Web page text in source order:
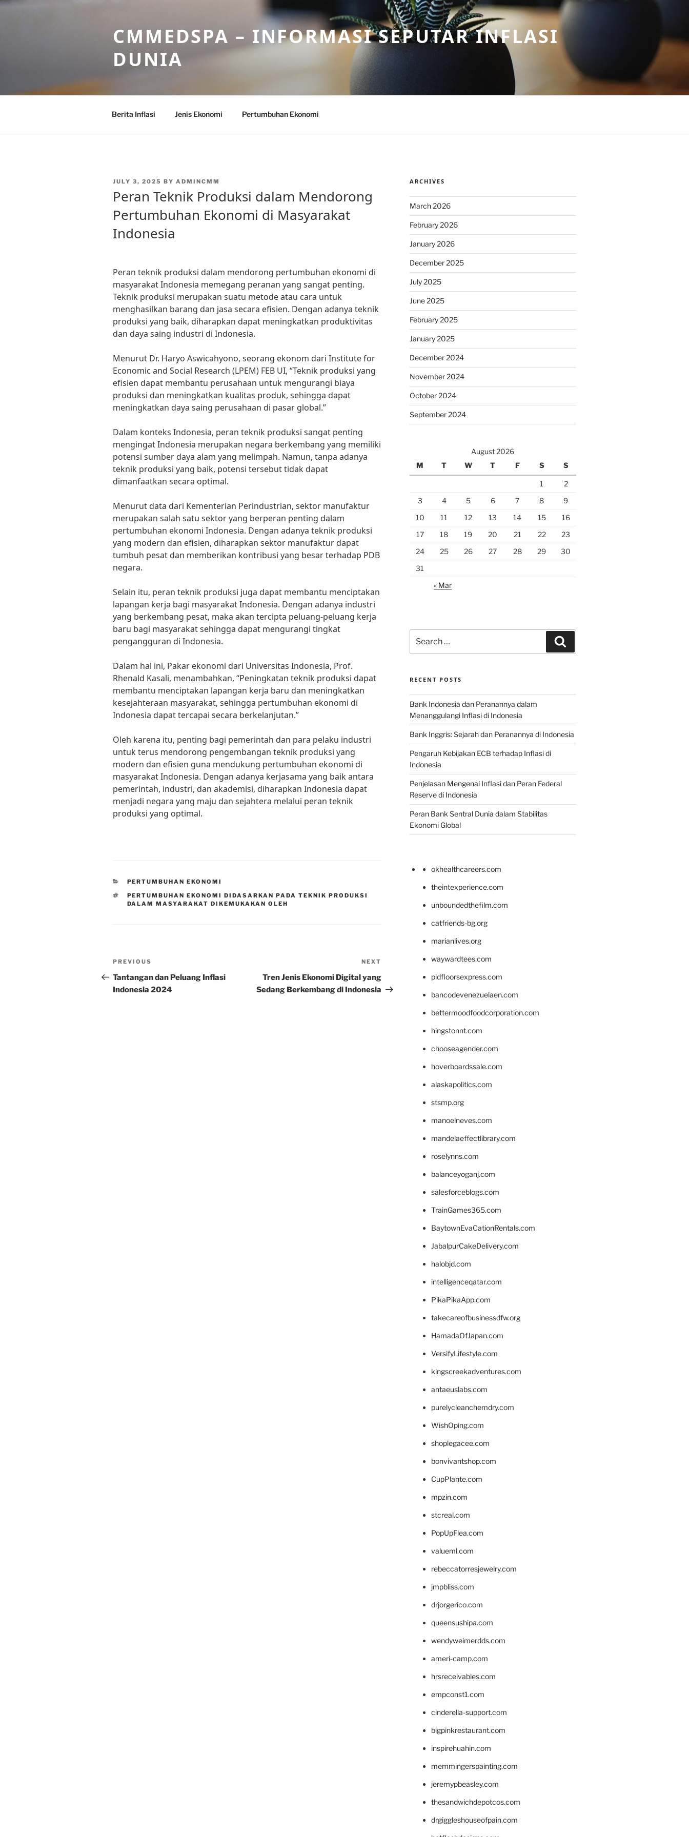
Skip
CMMEDSPA – INFORMASI SEPUTAR INFLASI
DUNIA
Berita Inflasi Jenis Ekonomi Pertumbuhan Ekonomi
POSTED
JULY 3, 2025 BY ADMINCMM
Peran Teknik Produksi dalam Mendorong
Pertumbuhan Ekonomi di Masyarakat
Indonesia
Peran teknik produksi dalam mendorong pertumbuhan ekonomi di
masyarakat Indonesia memegang peranan yang sangat penting.
Teknik produksi merupakan suatu metode atau cara untuk
menghasilkan barang dan jasa secara efisien. Dengan adanya teknik
produksi yang baik, diharapkan dapat meningkatkan produktivitas
dan daya saing industri di Indonesia.
Menurut Dr. Haryo Aswicahyono, seorang ekonom dari Institute for
Economic and Social Research (LPEM) FEB UI, “Teknik produksi yang
efisien dapat membantu perusahaan untuk mengurangi biaya
produksi dan meningkatkan kualitas produk, sehingga dapat
meningkatkan daya saing perusahaan di pasar global.”
Dalam konteks Indonesia, peran teknik produksi sangat penting
mengingat Indonesia merupakan negara berkembang yang memiliki
potensi sumber daya alam yang melimpah. Namun, tanpa adanya
teknik produksi yang baik, potensi tersebut tidak dapat
dimanfaatkan secara optimal.
Menurut data dari Kementerian Perindustrian, sektor manufaktur
merupakan salah satu sektor yang berperan penting dalam
pertumbuhan ekonomi Indonesia. Dengan adanya teknik produksi
yang modern dan efisien, diharapkan sektor manufaktur dapat
tumbuh pesat dan memberikan kontribusi yang besar terhadap PDB
negara.
Selain itu, peran teknik produksi juga dapat membantu menciptakan
lapangan kerja bagi masyarakat Indonesia. Dengan adanya industri
yang berkembang pesat, maka akan tercipta peluang-peluang kerja
baru bagi masyarakat sehingga dapat mengurangi tingkat
pengangguran di Indonesia.
Dalam hal ini, Pakar ekonomi dari Universitas Indonesia, Prof.
Rhenald Kasali, menambahkan, “Peningkatan teknik produksi dapat
membantu menciptakan lapangan kerja baru dan meningkatkan
kesejahteraan masyarakat, sehingga pertumbuhan ekonomi di
Indonesia dapat tercapai secara berkelanjutan.”
Oleh karena itu, penting bagi pemerintah dan para pelaku industri
untuk terus mendorong pengembangan teknik produksi yang
modern dan efisien guna mendukung pertumbuhan ekonomi di
masyarakat Indonesia. Dengan adanya kerjasama yang baik antara
pemerintah, industri, dan akademisi, diharapkan Indonesia dapat
menjadi negara yang maju dan sejahtera melalui peran teknik
produksi yang optimal.
CATEGORIES
PERTUMBUHAN EKONOMI
TAGS
PERTUMBUHAN EKONOMI DIDASARKAN PADA TEKNIK PRODUKSI
DALAM MASYARAKAT DIKEMUKAKAN OLEH
Post
navigation
Previous
Post
PREVIOUS
Tantangan dan Peluang Inflasi
Indonesia 2024
Post
NEXT
Tren Jenis Ekonomi Digital yang
Sedang Berkembang di Indonesia
ARCHIVES
March 2026
February 2026
January 2026
December 2025
July 2025
June 2025
February 2025
January 2025
December 2024
November 2024
October 2024
September 2024
August 2026
M
T W T F S S
1
2
3
4 5 6 7 8
9
10
11 12 13 14 15
16
17
18 19 20 21 22
23
24
25 26 27 28 29
30
31
« Mar
for:
RECENT POSTS
Bank Indonesia dan Peranannya dalam
Menanggulangi Inflasi di Indonesia
Bank Inggris: Sejarah dan Peranannya di Indonesia
Pengaruh Kebijakan ECB terhadap Inflasi di
Indonesia
Penjelasan Mengenai Inflasi dan Peran Federal
Reserve di Indonesia
Peran Bank Sentral Dunia dalam Stabilitas
Ekonomi Global
okhealthcareers.com
theintexperience.com
unboundedthefilm.com
catfriends-bg.org
marianlives.org
waywardtees.com
pidfloorsexpress.com
bancodevenezuelaen.com
bettermoodfoodcorporation.com
hingstonnt.com
chooseagender.com
hoverboardssale.com
alaskapolitics.com
stsmp.org
manoelneves.com
mandelaeffectlibrary.com
roselynns.com
balanceyoganj.com
salesforceblogs.com
TrainGames365.com
BaytownEvaCationRentals.com
JabalpurCakeDelivery.com
halobjd.com
intelligenceqatar.com
PikaPikaApp.com
takecareofbusinessdfw.org
HamadaOfJapan.com
VersifyLifestyle.com
kingscreekadventures.com
antaeuslabs.com
purelycleanchemdry.com
WishOping.com
shoplegacee.com
bonvivantshop.com
CupPlante.com
mpzin.com
stcreal.com
PopUpFlea.com
valueml.com
rebeccatorresjewelry.com
jmpbliss.com
drjorgerico.com
queensushipa.com
wendyweimerdds.com
ameri-camp.com
hrsreceivables.com
empconst1.com
cinderella-support.com
bigpinkrestaurant.com
inspirehuahin.com
memmingerspainting.com
jeremypbeasley.com
thesandwichdepotcos.com
drgiggleshouseofpain.com